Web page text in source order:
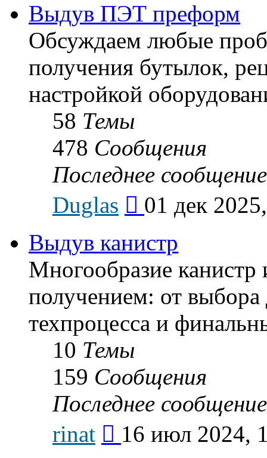
Выдув ПЭТ преформ
Обсуждаем любые
получения бутылок,
настройкой
58 Темы
478 Сообщения
Последнее сообщение
Duglas
последнему
01 дек
Выдув канистр
Многообразие
получением: от
техпроцесса и
10 Темы
159 Сообщения
Последнее сообщение
rinat
последнему
16 июл 2024,